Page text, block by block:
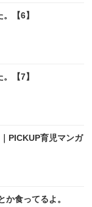
【6】
【7】
PICKUP育児マンガ
か食ってるよ。